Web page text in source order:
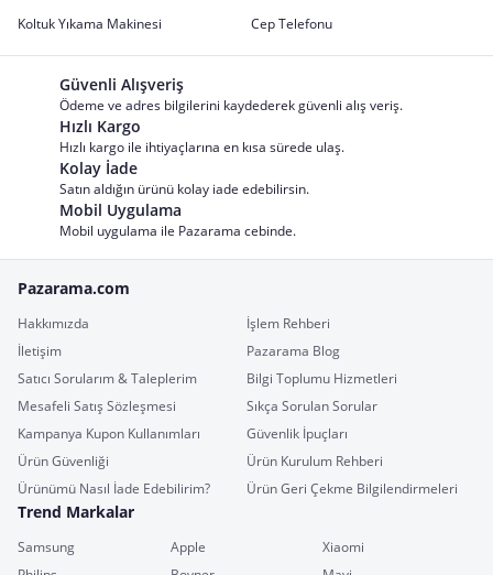
Koltuk Yıkama Makinesi
Cep Telefonu
Güvenli Alışveriş
Ödeme ve adres bilgilerini kaydederek güvenli alış veriş.
Hızlı Kargo
Hızlı kargo ile ihtiyaçlarına en kısa sürede ulaş.
Kolay İade
Satın aldığın ürünü kolay iade edebilirsin.
Mobil Uygulama
Mobil uygulama ile Pazarama cebinde.
Pazarama.com
Hakkımızda
İşlem Rehberi
İletişim
Pazarama Blog
Satıcı Sorularım & Taleplerim
Bilgi Toplumu Hizmetleri
Mesafeli Satış Sözleşmesi
Sıkça Sorulan Sorular
Kampanya Kupon Kullanımları
Güvenlik İpuçları
Ürün Güvenliği
Ürün Kurulum Rehberi
Ürünümü Nasıl İade Edebilirim?
Ürün Geri Çekme Bilgilendirmeleri
Trend Markalar
Samsung Apple
Xiaomi